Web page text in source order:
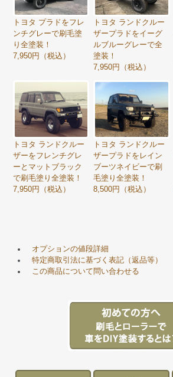
トヨタ プラドをフレ
ンチグレーで刷毛塗
り全塗装！
7,950円（税込）
トヨタ ランドクルー
ザープラドをイーグ
ルブルーグレーで全
塗装！
7,950円（税込）
トヨタ ランドクルー
ザーをフレンチグレ
ーとマットブラック
で刷毛塗り全塗装！
7,950円（税込）
トヨタ ランドクルー
ザープラドをレイン
ブーツネイビーで刷
毛塗り全塗装！
8,500円（税込）
オプションの値段詳細
特定商取引法に基づく表記（返品等）
この商品について問い合わせる